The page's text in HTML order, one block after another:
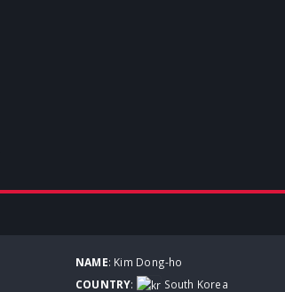
NAME: Kim Dong-ho
COUNTRY:
South Korea